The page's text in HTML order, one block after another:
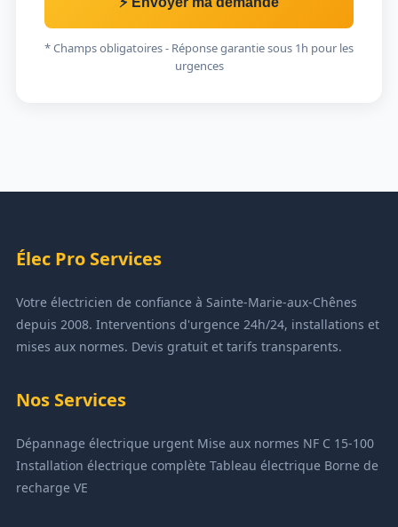
* Champs obligatoires - Réponse garantie sous 1h pour les
urgences
Élec Pro Services
Votre électricien de confiance à Sainte-Marie-aux-Chênes
depuis 2008. Interventions d'urgence 24h/24, installations et
mises aux normes. Devis gratuit et tarifs transparents.
Nos Services
Dépannage électrique urgent Mise aux normes NF C 15-100
Installation électrique complète Tableau électrique Borne de
recharge VE